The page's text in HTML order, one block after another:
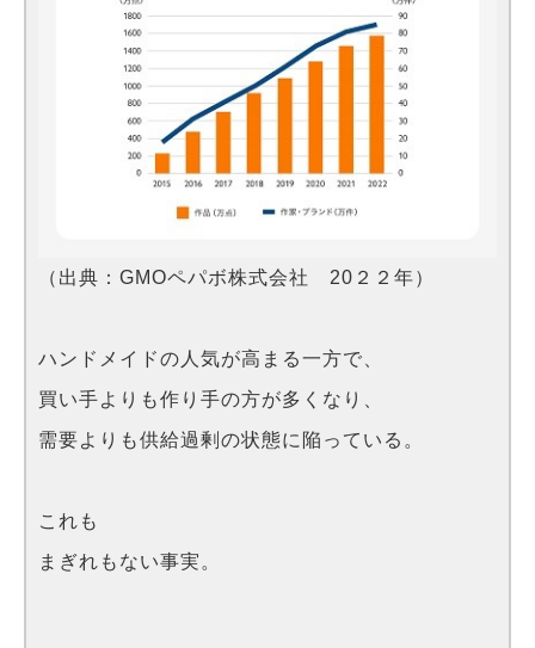
（出典：GMOペパボ株式会社 20２２年）
ハンドメイドの人気が高まる一方で、
買い手よりも作り手の方が多くなり、
需要よりも供給過剰の状態に陥っている。
これも
まぎれもない事実。